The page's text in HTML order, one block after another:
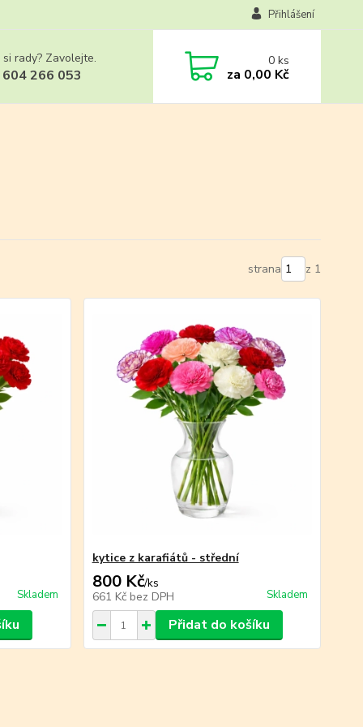
Přihlášení
rady? Zavolejte.
266 053
0ks
za 0,00 Kč
strana z 1
Skladem
kytice z karafiátů - střední
800 Kč/ks
661 Kč bez DPH Skladem
Přidat do košíku